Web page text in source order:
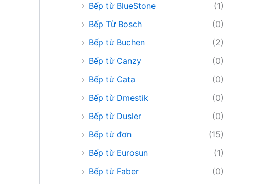
Bếp từ BlueStone
(1)
Bếp Từ Bosch
(0)
Bếp từ Buchen
(2)
Bếp từ Canzy
(0)
Bếp từ Cata
(0)
Bếp từ Dmestik
(0)
Bếp từ Dusler
(0)
Bếp từ đơn
(15)
Bếp từ Eurosun
(1)
Bếp từ Faber
(0)